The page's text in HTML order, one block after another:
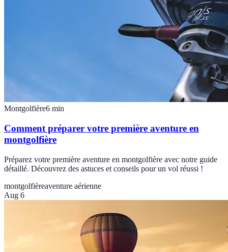
Montgolfière6 min
Comment préparer votre première aventure en
montgolfière
Préparez votre première aventure en montgolfière avec notre guide
détaillé. Découvrez des astuces et conseils pour un vol réussi !
montgolfièreaventure aérienne
Aug 6